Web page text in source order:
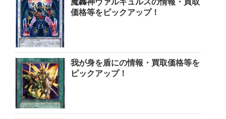
魔轟神ヴァルキュルスの情報・買取
価格等をピックアップ！
我が身を盾にの情報・買取価格等を
ピックアップ！